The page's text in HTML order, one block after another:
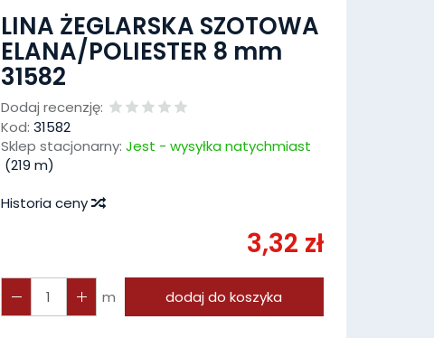
LINA ŻEGLARSKA SZOTOWA
ELANA/POLIESTER 8 mm
31582
Dodaj recenzję:
Kod: 31582
Sklep stacjonarny: Jest - wysyłka natychmiast
(219 m)
Historia ceny
3,32 zł
m dodaj do koszyka